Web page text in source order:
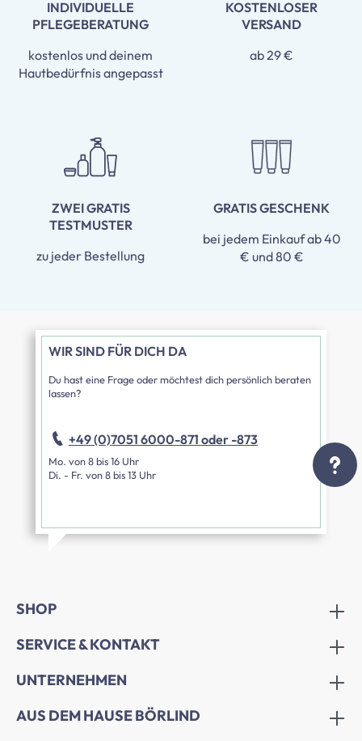
INDIVIDUELLE
PFLEGEBERATUNG
kostenlos und deinem
Hautbedürfnis angepasst
KOSTENLOSER
VERSAND
ab 29 €
ZWEI GRATIS
TESTMUSTER
zu jeder Bestellung
GRATIS GESCHENK
bei jedem Einkauf ab 40
€ und 80 €
WIR SIND FÜR DICH DA
Du hast eine Frage oder möchtest dich persönlich beraten
lassen?
+49 (0)7051 6000-871 oder -873
Mo. von 8 bis 16 Uhr
Di. - Fr. von 8 bis 13 Uhr
SHOP
SERVICE & KONTAKT
UNTERNEHMEN
AUS DEM HAUSE BÖRLIND